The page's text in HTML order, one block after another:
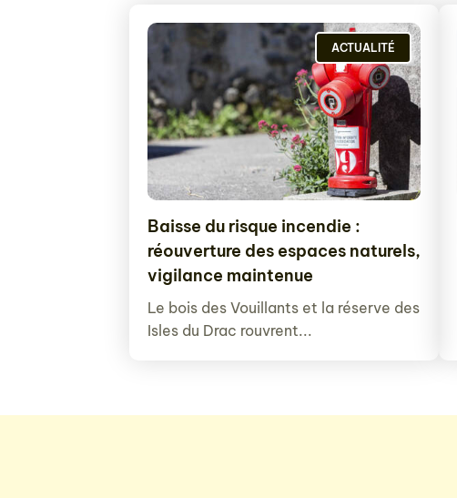
Baisse du risque incendie :
réouverture des espaces naturels,
vigilance maintenue
Le bois des Vouillants et la réserve des
Isles du Drac rouvrent...
ACTUALITÉ